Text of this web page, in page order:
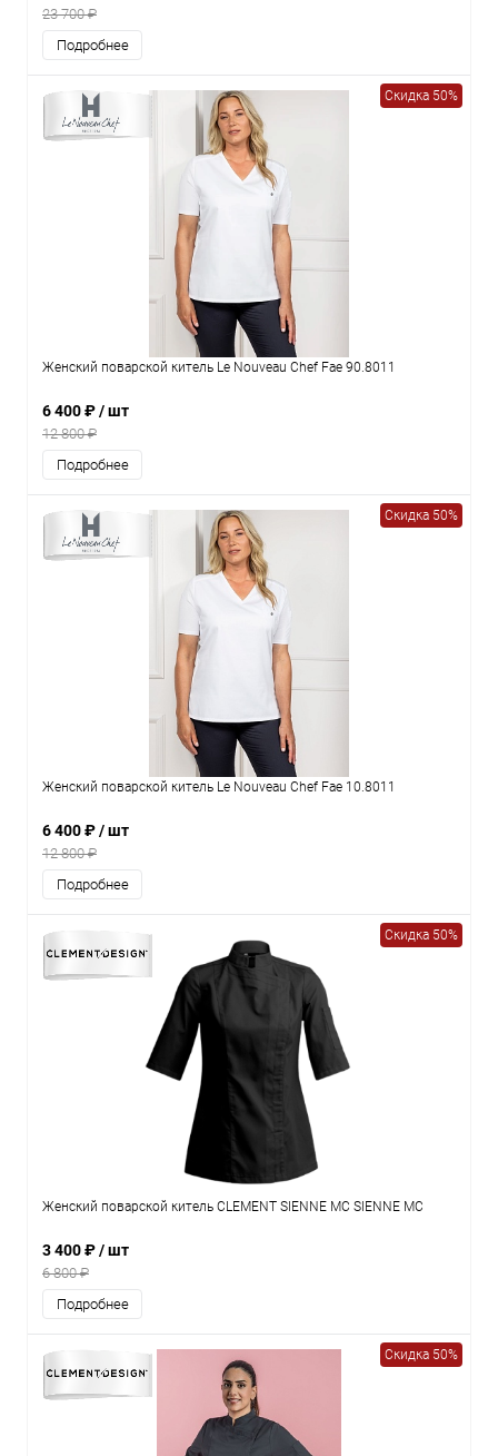
23 700 ₽
Подробнее
Скидка 50%
Женский поварской китель Le Nouveau Chef Fae 90.8011
6 400 ₽/ шт
12 800 ₽
Подробнее
Скидка 50%
Женский поварской китель Le Nouveau Chef Fae 10.8011
6 400 ₽/ шт
12 800 ₽
Подробнее
Скидка 50%
Женский поварской китель CLEMENT SIENNE MC SIENNE MC
3 400 ₽/ шт
6 800 ₽
Подробнее
Скидка 50%